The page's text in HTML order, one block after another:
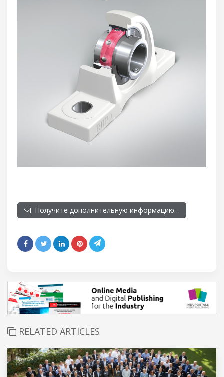
Получите дополнительную информацию…
RELATED ARTICLES